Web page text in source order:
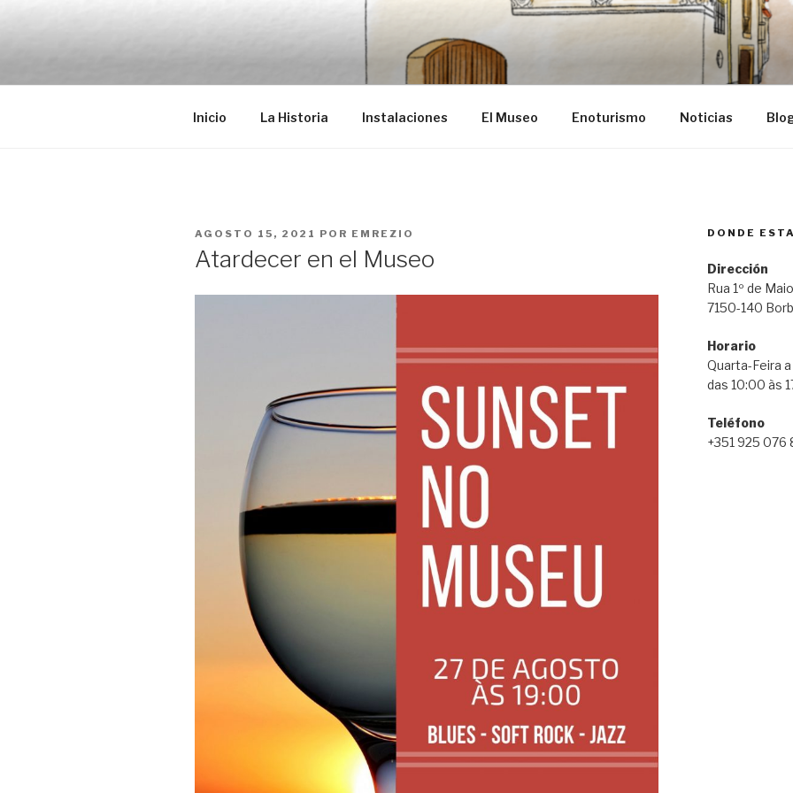
EMRÉZIO
Casa Museu Interativa de Borba
Inicio La Historia Instalaciones El Museo Enoturismo Noticias
PUBLICADO
AGOSTO 15, 2021 POR EMREZIO
Atardecer en el Museo
DONDE
Dirección
Rua 1º de
7150-140
Horario
Quarta-Feira
das 10:00 às
Teléfono
+351 925 076